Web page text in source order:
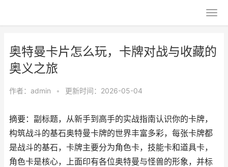
奥特曼卡片怎么玩，卡牌对战与收藏的
奥义之旅
作者： admin • 更新时间：2026-05-04
摘要：副标题，从新手到高手的实战指南认识你的卡牌，
构筑战斗的基石奥特曼卡牌的世界丰富多彩，每张卡牌都
是战斗的基石，卡牌主要分为角色卡，技能卡和道具卡，
角色卡是核心，上面印有各位奥特曼与怪兽的形象，并标